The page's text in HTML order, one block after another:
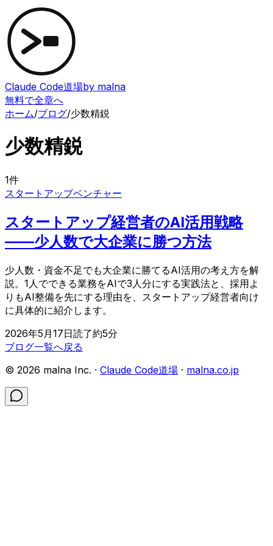
Claude Code道場by malna
無料で全章へ
ホーム/ブログ/少数精鋭
少数精鋭
1件
スタートアップベンチャー
スタートアップ経営者のAI活用戦略
——少人数で大企業に勝つ方法
少人数・資金不足でも大企業に勝てるAI活用の考え方を解
説。1人でできる業務をAIで3人分にする実践法と、採用よ
りもAI整備を先にする理由を、スタートアップ経営者向け
に具体的に紹介します。
2026年5月17日読了約5分
ブログ一覧へ戻る
© 2026 malna Inc. · Claude Code道場 · malna.co.jp